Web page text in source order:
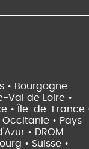
• Bourgogne-
Val de Loire •
•
Île-de-France
Occitanie • Pays
• DROM-
• Suisse •